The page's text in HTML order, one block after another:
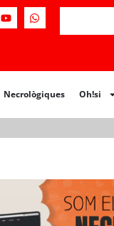
Necrològiques Oh!si